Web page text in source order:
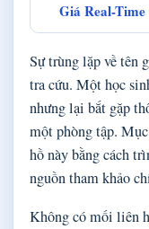
Giá Real-Time
Sự trùng lặp về tên
tra cứu. Một học
nhưng lại bắt gặp
một phòng tập.
hồ này bằng cách
nguồn tham khảo
Không có mối liên